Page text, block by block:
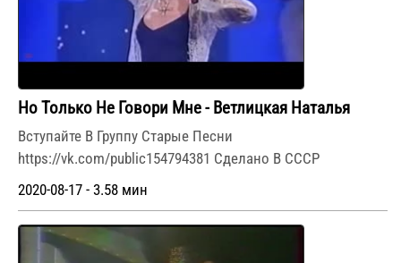
Но Только Не Говори Мне - Ветлицкая Наталья
Вступайте В Группу Старые Песни
https://vk.com/public154794381 Сделано В СССР
2020-08-17 - 3.58 мин